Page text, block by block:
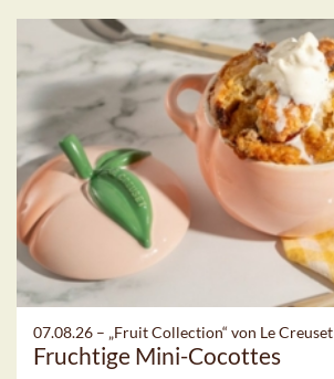
07.08.26 – „Fruit Collection“ von Le Creuset
Fruchtige Mini-Cocottes